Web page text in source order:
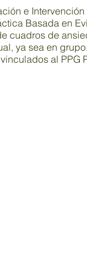
e
Basada en
cuadros de
ya sea en
al